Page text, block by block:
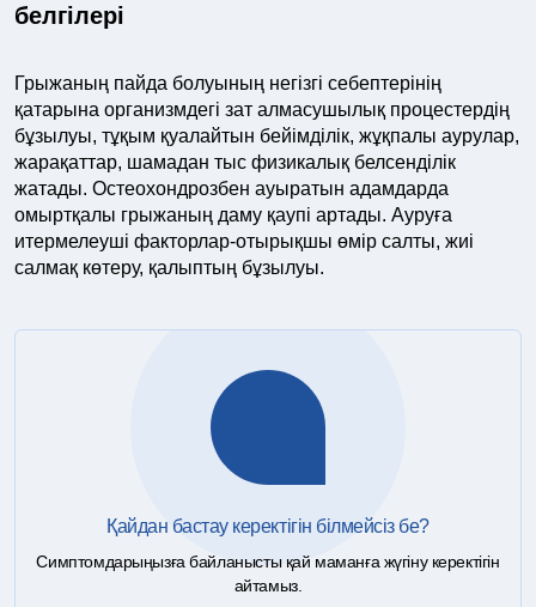
белгілері
Грыжаның пайда болуының негізгі себептерінің
қатарына организмдегі зат алмасушылық процестердің
бұзылуы, тұқым қуалайтын бейімділік, жұқпалы аурулар,
жарақаттар, шамадан тыс физикалық белсенділік
жатады. Остеохондрозбен ауыратын адамдарда
омыртқалы грыжаның даму қаупі артады. Ауруға
итермелеуші факторлар-отырықшы өмір салты, жиі
салмақ көтеру, қалыптың бұзылуы.
Қайдан бастау керектігін білмейсіз бе?
Симптомдарыңызға байланысты қай маманға жүгіну керектігін
айтамыз.